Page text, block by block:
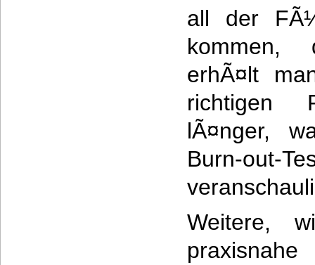
all der
kommen,
erhÃ¤lt
richtigen
lÃ¤nger,
Burn-
Weitere,